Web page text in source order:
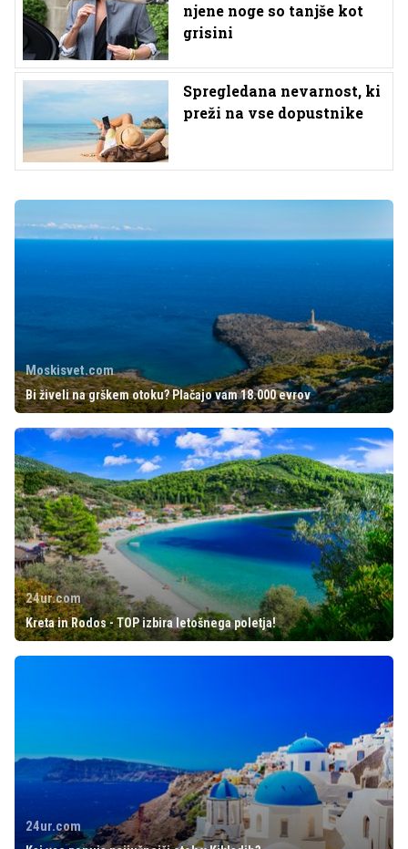
njene noge so tanjše kot
grisini
Spregledana nevarnost, ki
preži na vse dopustnike
Moskisvet.com
Bi živeli na grškem otoku? Plačajo vam 18.000 evrov
24ur.com
Kreta in Rodos - TOP izbira letošnega poletja!
24ur.com